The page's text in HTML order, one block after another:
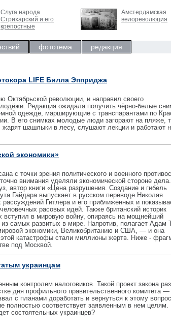
Слуга народа
Стрихарский и его
крепостные
Амстердамская
велореволюция
фототема редакция
LIFE Билла Эпприджа
Октябрьской революции, и направил своего
Редакция ожидала получить чёрно-белые
одежде, марширующие с транспарантами по
В его снимках молодые люди загорают на пляже,
шашлыки в лесу, слушают лекции и работают
экономики»
с точки зрения политического и военного
внимания уделяли экономической стороне
автор книги «Цена разрушения. Создание и гибель
Гайдара выпускает в русском переводе Николая
Гитлера и его приближенных и
расовых идей. Также британский историк
вступил в мировую войну, опираясь на мощнейший
самых развитых в мире. Напротив, полагает Адам
экономики, Великобританию и США, — и она
катастрофы стали миллионы жертв. Ниже -
под Москвой.
украинцам
контролем налоговиков. Такой проект закона
дня профильного правительственного комитета
с планами доработать и вернуться к этому
полностью соответствует заявленным в нем целям.
состоятельных украинцев?